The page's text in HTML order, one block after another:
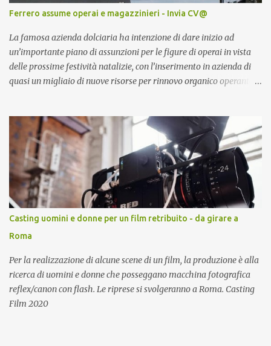
Ferrero assume operai e magazzinieri - Invia CV@
La famosa azienda dolciaria ha intenzione di dare inizio ad
un’importante piano di assunzioni per le figure di operai in vista
delle prossime festività natalizie, con l’inserimento in azienda di
quasi un migliaio di nuove risorse per rinnovo organico operante
Casting uomini e donne per un film retribuito - da girare a
Roma
Per la realizzazione di alcune scene di un film, la produzione è alla
ricerca di uomini e donne che posseggano macchina fotografica
reflex/canon con flash. Le riprese si svolgeranno a Roma. Casting
Film 2020